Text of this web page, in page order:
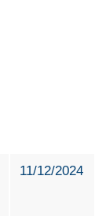
11/12/2024